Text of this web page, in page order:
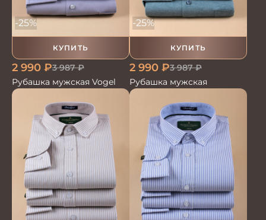
КУПИТЬ
-25%
2 990 ₽3 987₽
Рубашка мужская Vogel
КУПИТЬ
-25%
2 990 ₽3 987₽
Рубашка мужская